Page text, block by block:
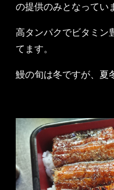
の提供のみとなってい
高タンパクでビタミン
てます。
鰻の旬は冬ですが、夏